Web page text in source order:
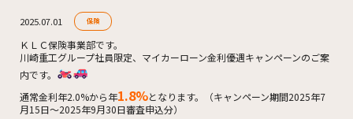
2025.07.01 保険
ＫＬＣ保険事業部です。
川崎重工グループ社員限定、マイカーローン金利優遇キャンペーンのご案
内です。
通常金利年2.0%から年1.8%となります。（キャンペーン期間2025年7
月15日～2025年9月30日審査申込分）